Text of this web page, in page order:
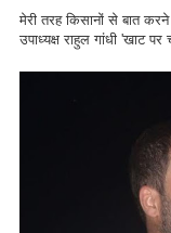
मेरी तरह किसानों से बात
उपाध्यक्ष राहुल गांधी 'खाट पर